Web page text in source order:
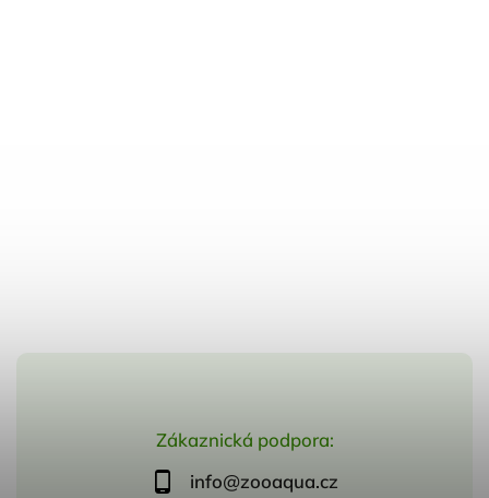
Zákaznická podpora:
info@zooaqua.cz